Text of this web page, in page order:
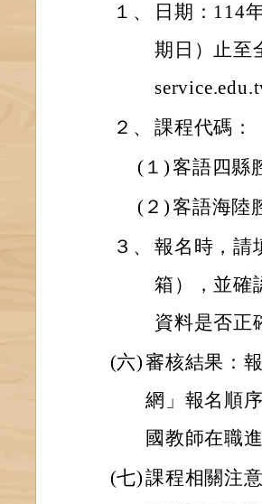
１、
日期：114
期日）止至
２、 課程代碼：
(１)客語四縣
(２)客語海陸
３、 報名時，請
箱），並確
資料是否正
(六) 審核結果：
網」報名順
國教師在職
(七)課程相關注